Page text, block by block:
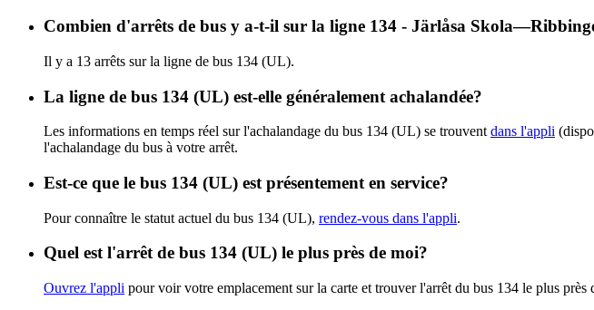
Combien d'arrêts de bus y a-t-il sur la ligne 134 - Järlåsa
Il y a 13 arrêts sur la ligne de bus 134 (UL).
La ligne de bus 134 (UL) est-elle généralement achalandée?
Les informations en temps réel sur l'achalandage du bus 134 (UL) se trouvent dans l'appli
l'achalandage du bus à votre arrêt.
Est-ce que le bus 134 (UL) est présentement en service?
Pour connaître le statut actuel du bus 134 (UL), rendez-vous dans l'appli.
Quel est l'arrêt de bus 134 (UL) le plus près de moi?
Ouvrez l'appli pour voir votre emplacement sur la carte et trouver l'arrêt du bus 134 le plus près